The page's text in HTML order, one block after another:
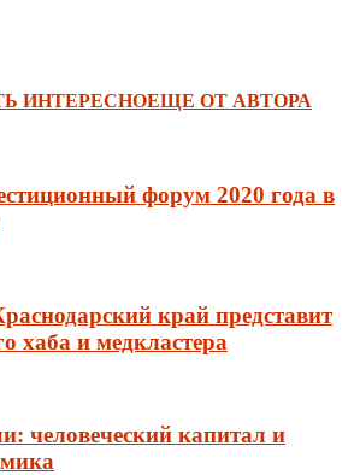
ИНТЕРЕСНОЕЩЕ ОТ АВТОРА
форум 2020 года в
край представит
хаба и медкластера
человеческий капитал и